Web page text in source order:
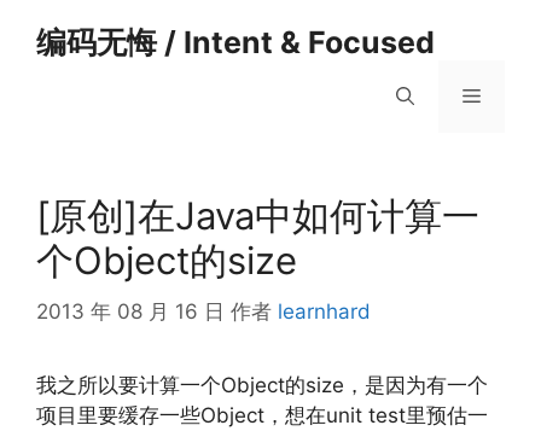
编码无悔 / Intent & Focused
菜
[原创]在Java中如何计算一
个Object的size
2013 年 08 月 16 日 作者 learnhard
我之所以要计算一个Object的size，是因为有一个
项目里要缓存一些Object，想在unit test里预估一